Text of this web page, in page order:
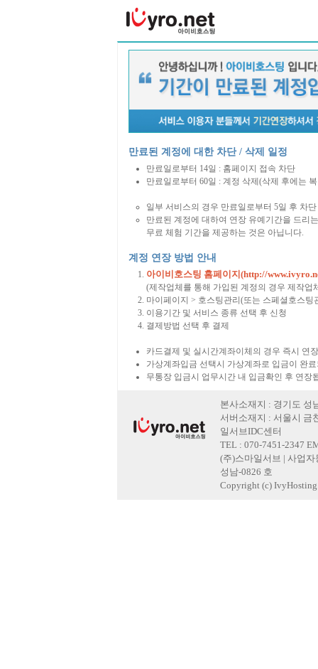
만료된 계정에 대한 차단 / 삭제 일정
만료일로부터 14일 : 홈페이지 접속 차단
만료일로부터 60일 : 계정 삭제(삭제 후에는
일부 서비스의 경우 만료일로부터 5일 후 차
만료된 계정에 대하여 연장 유예기간을 드리
무료 체험 기간을 제공하는 것은 아닙니다.
계정 연장 방법 안내
아이비호스팅 홈페이지(http://
(제작업체를 통해 가입된 계정의 경우 제작업
마이페이지 > 호스팅관리(또는 스페셜호스팅
이용기간 및 서비스 종류 선택 후 신청
결제방법 선택 후 결제
카드결제 및 실시간계좌이체의 경우 즉시 연
가상계좌입금 선택시 가상계좌로 입금이 완
무통장 입금시 업무시간 내 입금확인 후 연장
본사소재지 : 경기도 성
서버소재지 : 서울시 금
일서브IDC센터
TEL : 070-7451-2347
(주)스마일서브 | 사업
성남-0826 호
Copyright (c)